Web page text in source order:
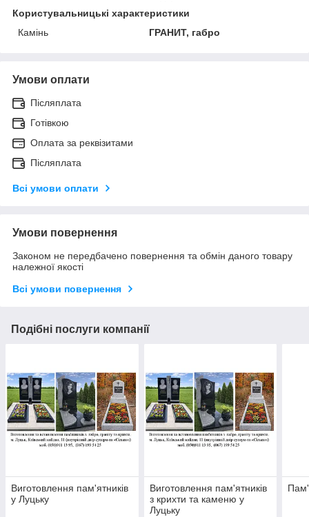
Користувальницькі характеристики
Камінь
ГРАНИТ, габро
Умови оплати
Післяплата
Готівкою
Оплата за реквізитами
Післяплата
Всі умови оплати
Умови повернення
Законом не передбачено повернення та обмін даного товару
належної якості
Всі умови повернення
Подібні послуги компанії
Виготовлення пам'ятників
у Луцьку
Виготовлення пам'ятників
з крихти та каменю у
Луцьку